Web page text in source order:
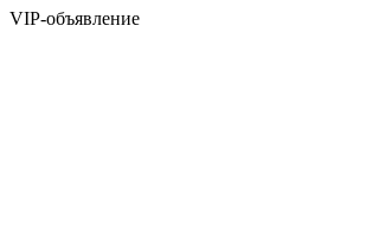
VIP-объявление